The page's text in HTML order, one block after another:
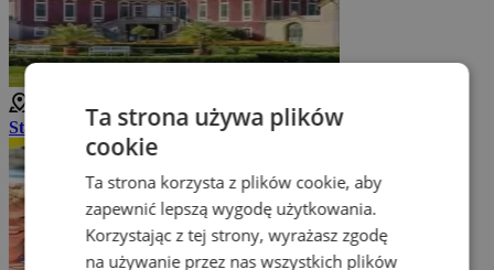
Státní zámek Veltrusy
Ta strona używa plików
cookie
Ta strona korzysta z plików cookie, aby
zapewnić lepszą wygodę użytkowania.
Korzystając z tej strony, wyrażasz zgodę
na używanie przez nas wszystkich plików